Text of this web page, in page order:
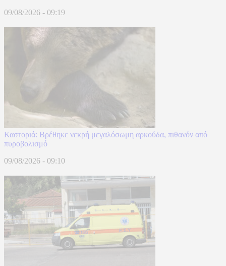
09/08/2026 - 09:19
Καστοριά: Βρέθηκε νεκρή μεγαλόσωμη αρκούδα, πιθανόν από
πυροβολισμό
09/08/2026 - 09:10